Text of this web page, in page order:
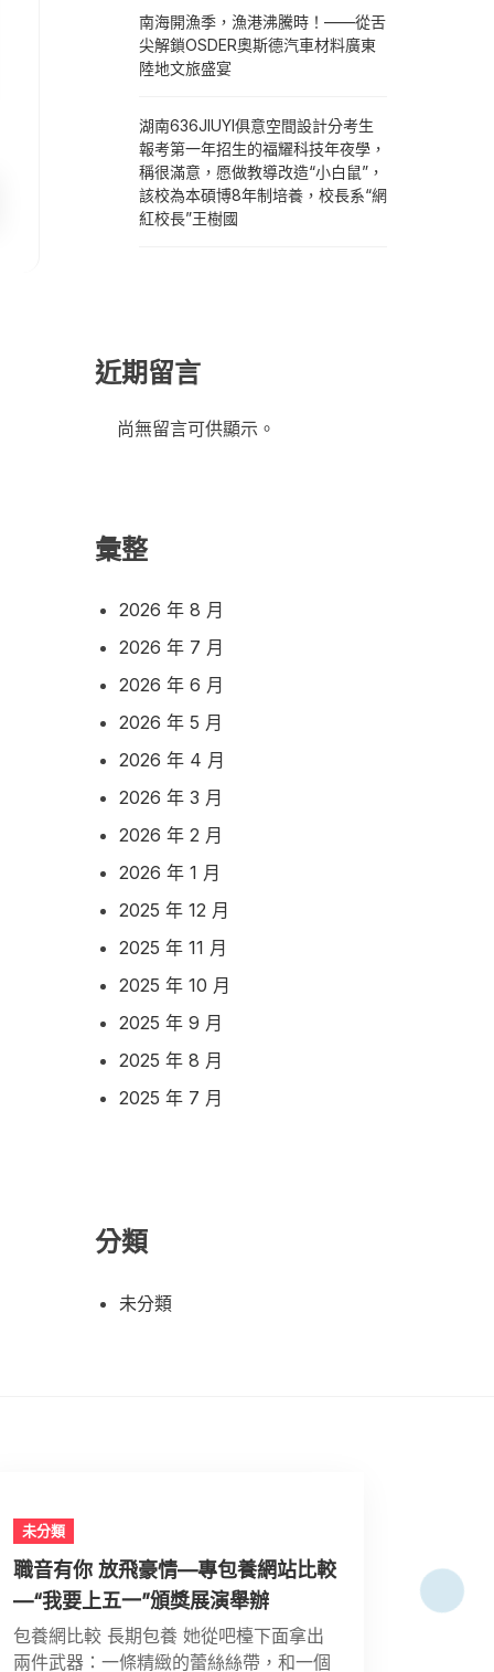
南海開漁季，漁港沸騰時！——從舌
尖解鎖OSDER奧斯德汽車材料廣東
陸地文旅盛宴
湖南636JIUYI俱意空間設計分考生
報考第一年招生的福耀科技年夜學，
稱很滿意，愿做教導改造“小白鼠”，
該校為本碩博8年制培養，校長系“網
紅校長”王樹國
近期留言
尚無留言可供顯示。
彙整
2026 年 8 月
2026 年 7 月
2026 年 6 月
2026 年 5 月
2026 年 4 月
2026 年 3 月
2026 年 2 月
2026 年 1 月
2025 年 12 月
2025 年 11 月
2025 年 10 月
2025 年 9 月
2025 年 8 月
2025 年 7 月
分類
未分類
未分類
職音有你 放飛豪情—專包養網站比較
—“我要上五一”頒獎展演舉辦
包養網比較 長期包養 她從吧檯下面拿出
兩件武器：一條精緻的蕾絲絲帶，和一個